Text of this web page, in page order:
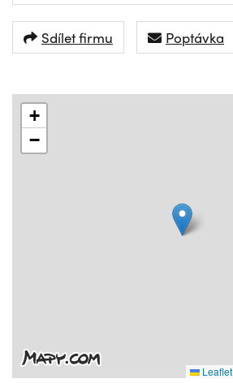
Sdílet firmu Poptávka
+
−
Leaflet